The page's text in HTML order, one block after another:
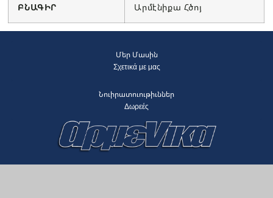
ԲՆԱԳԻՐ Արմէնիքա Հծոյ
Մեր Մասին
Σχετικά με μας
Նուիրատուութիւններ
Δωρεές